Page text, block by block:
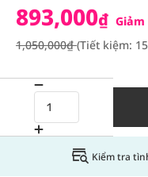
893,000₫ Giảm
1,050,000₫(Tiết kiệm:
Kiểm tra